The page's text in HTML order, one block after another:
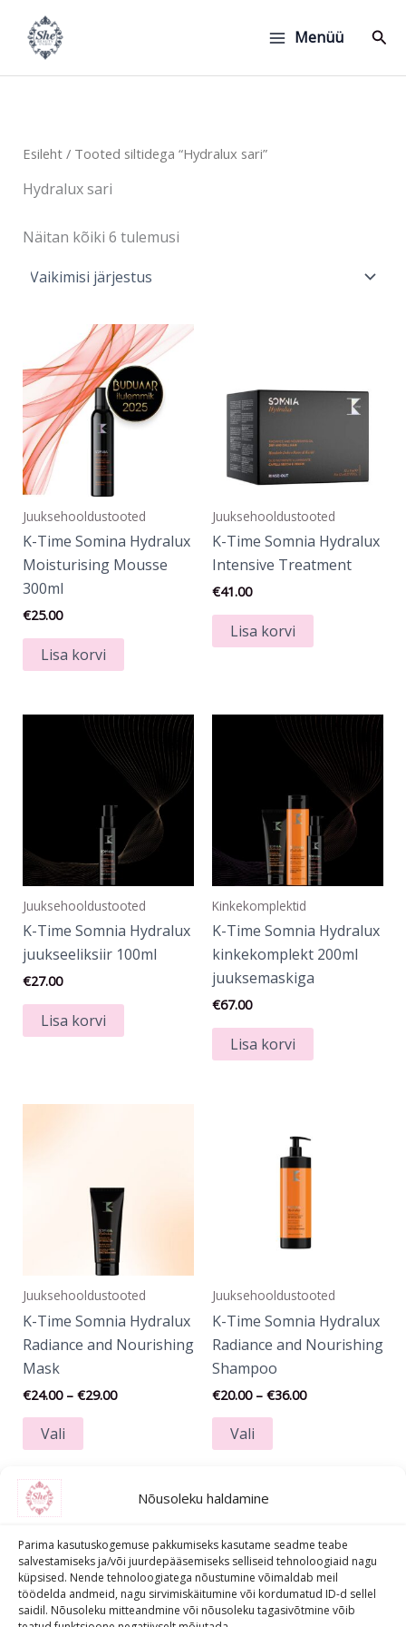
Nõusoleku haldamine
Parima kasutuskogemuse pakkumiseks kasutame seadme teabe
salvestamiseks ja/või juurdepääsemiseks selliseid tehnoloogiaid nagu
küpsised. Nende tehnoloogiatega nõustumine võimaldab meil
töödelda andmeid, nagu sirvimiskäitumine või kordumatud ID-d sellel
saidil. Nõusoleku mitteandmine või nõusoleku tagasivõtmine võib
content
Menüü
Esileht/ Tooted siltidega “Hydralux sari”
Hydralux sari
Näitan kõiki 6 tulemusi
Juuksehooldustooted
K-Time Somina Hydralux
Moisturising Mousse
300ml
€25.00
Lisa korvi
Juuksehooldustooted
K-Time Somnia Hydralux
Intensive Treatment
€41.00
Lisa korvi
Juuksehooldustooted
K-Time Somnia Hydralux
juukseeliksiir 100ml
€27.00
Lisa korvi
Kinkekomplektid
K-Time Somnia Hydralux
kinkekomplekt 200ml
juuksemaskiga
€67.00
Lisa korvi
Juuksehooldustooted
K-Time Somnia Hydralux
Radiance and Nourishing
Mask
€24.00 – €29.00
Vali
mitu
varianti.
Valikuid
saab
teha
tootelehel.
Juuksehooldustooted
K-Time Somnia Hydralux
Radiance and Nourishing
Shampoo
€20.00 – €36.00
kuni
€36.00
Vali
tootel
on
mitu
varianti.
Valikuid
saab
tootelehel.